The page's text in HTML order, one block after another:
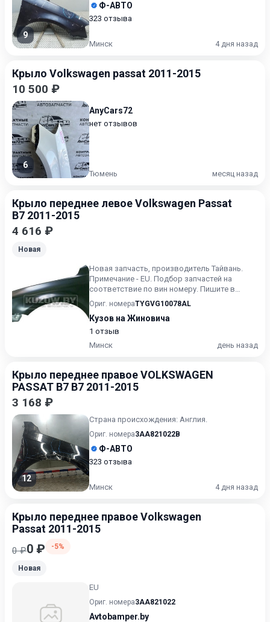
9
Ф-АВТО
323 отзыва
Минск 4 дня назад
Крыло Volkswagen passat 2011-2015
10 500 ₽
6
AnyCars72
нет отзывов
Тюмень месяц назад
Крыло переднее левое Volkswagen Passat
B7 2011-2015
4 616 ₽
Новая
Новая запчасть, производитель Тайвань.
Примечание - EU. Подбор запчастей на
соответствие по вин номеру. Пишите в
Вайбер. Звоните заранее, со...
Ориг. номераTYGVG10078AL
Кузов на Жиновича
1 отзыв
Минск
день назад
Крыло переднее правое VOLKSWAGEN
PASSAT B7 B7 2011-2015
3 168 ₽
12
Страна происхождения: Англия.
Ориг. номера3AA821022B
Ф-АВТО
323 отзыва
Минск 4 дня назад
Крыло переднее правое Volkswagen
Passat 2011-2015
0 ₽0 ₽ -5%
Новая
EU
Ориг. номера3AA821022
Avtobamper.by